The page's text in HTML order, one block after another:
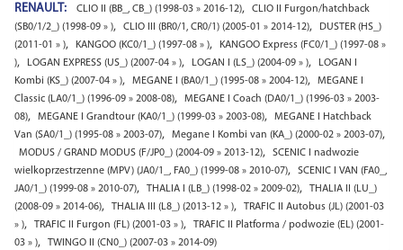
RENAULT: CLIO II (BB_, CB_) (1998-03 » 2016-12),
CLIO II Furgon/hatchback
(SB0/1/2_) (1998-09 » ), CLIO III (BR0/1, CR0/1) (2005-01 » 2014-12),
DUSTER (HS_)
(2011-01 » ), KANGOO (KC0/1_) (1997-08 » ),
KANGOO Express (FC0/1_) (1997-08 »
), LOGAN EXPRESS (US_) (2007-04 » ), LOGAN I (LS_) (2004-09 » ),
LOGAN I
Kombi (KS_) (2007-04 » ), MEGANE I (BA0/1_) (1995-08 » 2004-12),
MEGANE I
Classic (LA0/1_) (1996-09 » 2008-08),
MEGANE I Coach (DA0/1_) (1996-03 » 2003-
08), MEGANE I Grandtour (KA0/1_) (1999-03 » 2003-08),
MEGANE I Hatchback
Van (SA0/1_) (1995-08 » 2003-07), Megane I Kombi van (KA_) (2000-02 » 2003-07),
MODUS / GRAND MODUS (F/JP0_) (2004-09 » 2013-12),
SCENIC I nadwozie
wielkoprzestrzenne (MPV) (JA0/1_, FA0_) (1999-08 » 2010-07),
SCENIC I VAN (FA0_,
JA0/1_) (1999-08 » 2010-07), THALIA I (LB_) (1998-02 » 2009-02),
THALIA II (LU_)
(2008-09 » 2014-06), THALIA III (L8_) (2013-12 » ),
TRAFIC II Autobus (JL) (2001-03
» ), TRAFIC II Furgon (FL) (2001-03 » ),
TRAFIC II Platforma / podwozie (EL) (2001-
03 » ), TWINGO II (CN0_) (2007-03 » 2014-09)